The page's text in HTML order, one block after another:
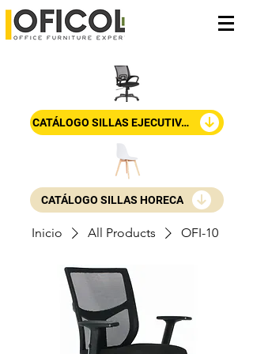
CATÁLOGO SILLAS EJECUTIVAS
CATÁLOGO SILLAS HORECA
Inicio All Products OFI-10